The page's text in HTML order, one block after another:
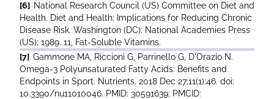
[6] National Research Council (US) Committee on Diet and
Health. Diet and Health: Implications for Reducing Chronic
Disease Risk. Washington (DC): National Academies Press
(US); 1989. 11, Fat-Soluble Vitamins.
[7] Gammone MA, Riccioni G, Parrinello G, D'Orazio N.
Omega-3 Polyunsaturated Fatty Acids: Benefits and
Endpoints in Sport. Nutrients. 2018 Dec 27;11(1):46. doi:
10.3390/nu11010046. PMID: 30591639; PMCID: